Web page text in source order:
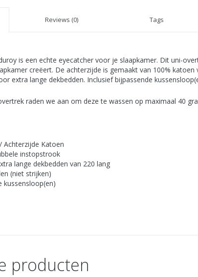
Reviews (0) Tags
is een echte eyecatcher voor je slaapkamer. Dit uni-
creëert. De achterzijde is gemaakt van 100%
extra lange dekbedden. Inclusief bijpassende
raden we aan om deze te wassen op maximaal 40
Achterzijde Katoen
instopstrook
lange dekbedden van 220 lang
(niet strijken)
kussensloop(en)
producten